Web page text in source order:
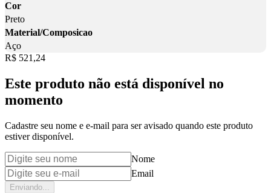
Cor
Preto
Material/Composicao
Aço
Price:
R$ 521,24
Este produto não está disponível no
momento
Cadastre seu nome e e-mail para ser avisado quando este produto
estiver disponível.
Nome
Email
Enviando...